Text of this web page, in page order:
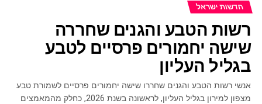
חדשות ישראל
רשות הטבע והגנים שחררה
שישה יחמורים פרסיים לטבע
בגליל העליון
אנשי רשות הטבע והגנים שחררו שישה יחמורים פרסיים לשמורת טבע
מצפון למירון בגליל העליון, לראשונה בשנת 2026, כחלק מהמאמצים